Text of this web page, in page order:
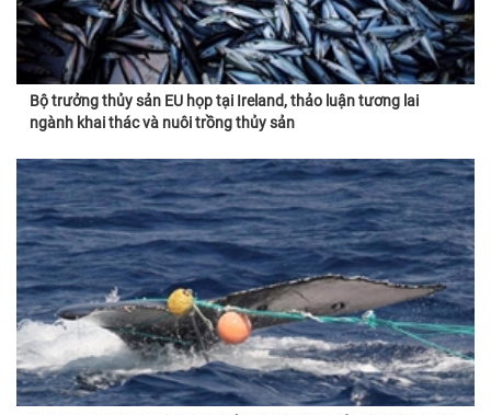
Bộ trưởng thủy sản EU họp tại Ireland, thảo luận tương lai
ngành khai thác và nuôi trồng thủy sản